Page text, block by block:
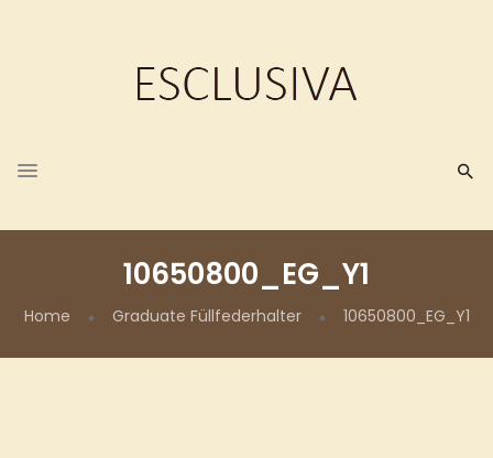
10650800_EG_Y1
Home Graduate Füllfederhalter 10650800_EG_Y1